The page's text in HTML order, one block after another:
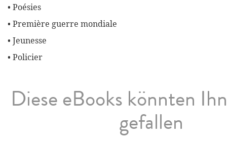
• Poésies
• Première guerre mondiale
• Jeunesse
• Policier
Diese eBooks könnten
gefallen